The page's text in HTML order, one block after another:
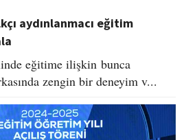
aydınlanmacı eğitim
eğitime ilişkin bunca
zengin bir deneyim v...